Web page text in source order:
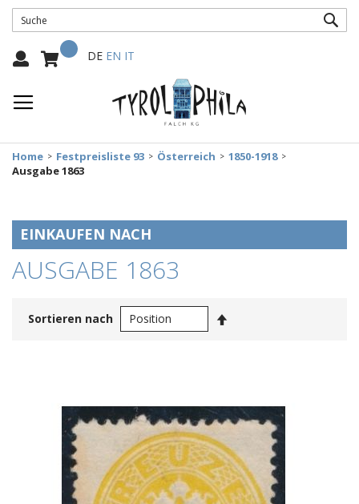
Mein Warenkorb
Select
DE EN IT
Home Festpreisliste 93 Österreich
1850-1918
Ausgabe 1863
AUSGABE 1863
Sortieren nach
EINKAUFEN NACH